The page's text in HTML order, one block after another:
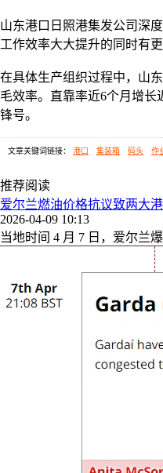
山东港口日照港集发公司深
工作效率大大提升的同时有
在具体生产组织过程中，山
毛效率。直靠率近6个月增
锋号。
文章关键词链接： 港口 集装箱 码头 作
推荐阅读
爱尔兰燃油价格抗议致两大
2026-04-09 10:13
当地时间 4 月 7 日，爱尔兰